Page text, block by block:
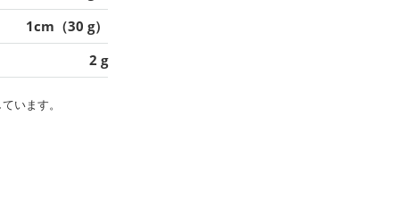
1cm（30 g）
2 g
います。